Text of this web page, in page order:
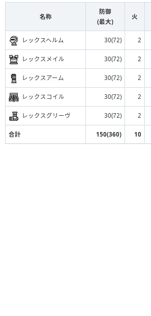
名称
防御
(最大)
火
レックスヘルム 30(72) 2
レックスメイル 30(72) 2
レックスアーム 30(72) 2
レックスコイル 30(72) 2
レックスグリーヴ 30(72) 2
合計 150(360) 10